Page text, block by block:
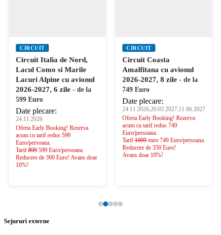
CIRCUIT
Circuit Italia de Nord,
Lacul Como si Marile
Lacuri Alpine cu avionul
2026-2027, 6 zile - de la
599 Euro
Date plecare:
24.11.2026
Oferta Early Booking! Rezerva
acum cu tarif redus 599
Euro/persoana.
Tarif 899 599 Euro/persoana.
Reducere de 300 Euro! Avans doar
10%!
CIRCUIT
Circuit Coasta
Amalfitana cu avionul
2026-2027, 8 zile - de la
749 Euro
Date plecare:
24.11.2026,20.03.2027,11.06.2027
Oferta Early Booking! Rezerva
acum cu tarif redus 749
Euro/persoana.
Tarif 1099 euro 749 Euro/persoana.
Reducere de 350 Euro!
Avans doar 10%!
Sejururi externe